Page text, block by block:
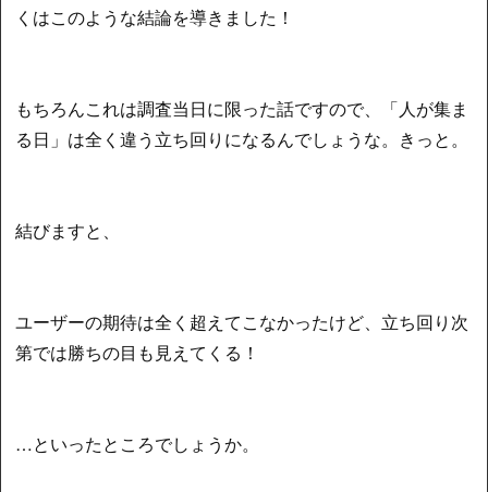
くはこのような結論を導きました！
もちろんこれは調査当日に限った話ですので、「人が集ま
る日」は全く違う立ち回りになるんでしょうな。きっと。
結びますと、
ユーザーの期待は全く超えてこなかったけど、立ち回り次
第では勝ちの目も見えてくる！
…といったところでしょうか。